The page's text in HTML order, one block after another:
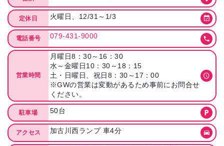
定休日 火曜日、12/31～1/3
電話番号 079-431-9000
営業時間
月曜日8：30～16：30
水～金曜日10：30～18：15
土・日曜日、祝日8：30～17：00
※GWの営業は変動があるため事前にお問合せ
ください。
駐車場 50台
アクセス 加古川西ランプ 車4分